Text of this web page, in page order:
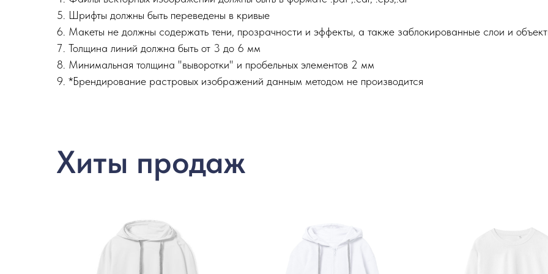
Шрифты должны быть переведены в кривые
Макеты не должны содержать тени, прозрачности и эффекты, а также заблокированные слои и
Толщина линий должна быть от 3 до 6 мм
Минимальная толщина "выворотки" и пробельных элементов 2 мм
*Брендирование растровых изображений данным методом не производится
Хиты продаж